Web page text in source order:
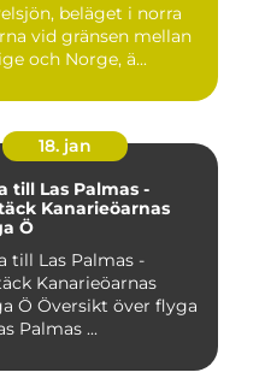
beläget i norra
vid gränsen mellan
och Norge, ä...
18. jan
till Las Palmas -
Kanarieöarnas
Ö
till Las Palmas -
Kanarieöarnas
över flyga
till Las Palmas ...